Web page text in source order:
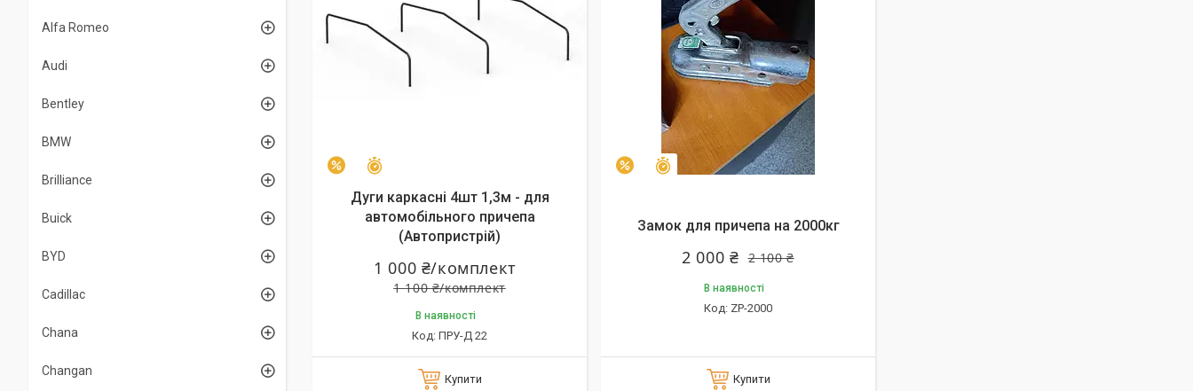
–9%
Дуги каркасні 4шт 1,3м - для
автомобільного причепа
(Автопристрій)
1 100 ₴/комплект
1 000 ₴/комплект
В наявності
ПРУ-Д 22
Купити
–5% Залишилось 28 днів
Замок для причепа на 2000кг
2 100 ₴
2 000 ₴
В наявності
ZP-2000
Купити
Alfa Romeo
Audi
Bentley
BMW
Brilliance
Buick
BYD
Cadillac
Chana
Changan